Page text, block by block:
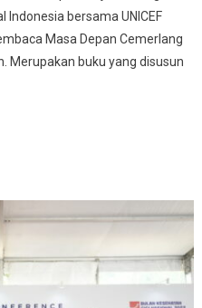
Indonesia bersama UNICEF
Masa Depan Cemerlang
Merupakan buku yang disusun